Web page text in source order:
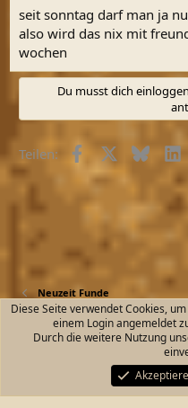
:
seit sonntag darf man ja
also wird das nix mit
wochen
Du musst dich
Teilen: FacebookX (Twitter)
Neuzeit Funde
Kontakt
Start
Community platform by XenForo®
Diese Seite verwendet Cookies,
einem Login angemeldet
Durch die weitere Nutzung